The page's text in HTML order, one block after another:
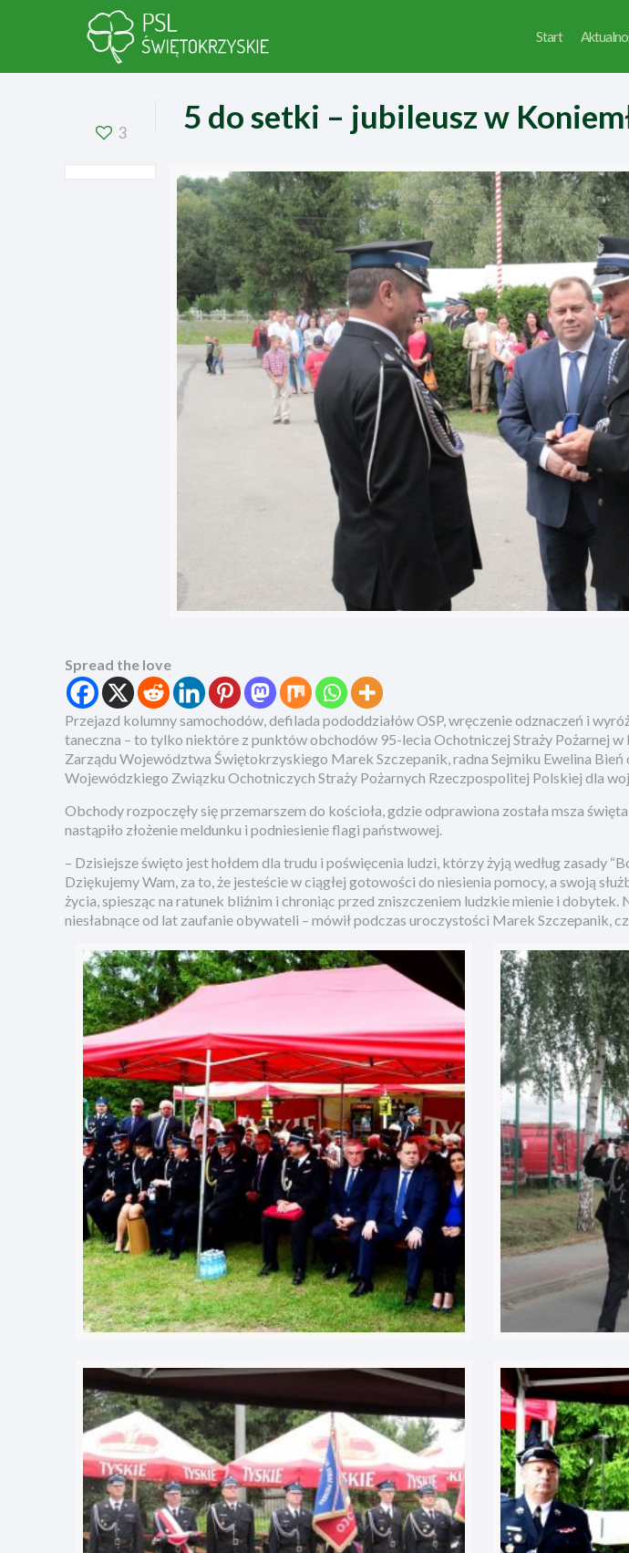
Start
3 5 do setki – jubileusz w
Spread the love
Przejazd kolumny samochodów, defilada pododdziałów OSP, wręczenie odznaczeń i
taneczna – to tylko niektóre z punktów obchodów 95-lecia Ochotniczej Straży Pożarnej w
Zarządu Województwa Świętokrzyskiego Marek Szczepanik, radna Sejmiku Ewelina Bień
Wojewódzkiego Związku Ochotniczych Straży Pożarnych Rzeczpospolitej Polskiej dla
Obchody rozpoczęły się przemarszem do kościoła, gdzie odprawiona została msza
nastąpiło złożenie meldunku i podniesienie flagi państwowej.
– Dzisiejsze święto jest hołdem dla trudu i poświęcenia ludzi, którzy żyją według zasady
Dziękujemy Wam, za to, że jesteście w ciągłej gotowości do niesienia pomocy, a swoją
życia, spiesząc na ratunek bliźnim i chroniąc przed zniszczeniem ludzkie mienie i
niesłabnące od lat zaufanie obywateli – mówił podczas uroczystości Marek Szczepanik,